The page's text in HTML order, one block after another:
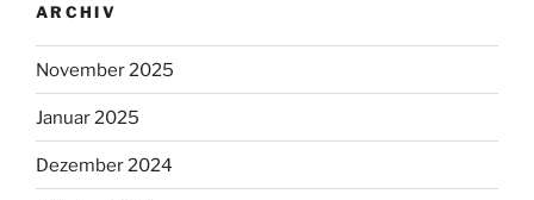
ARCHIV
November 2025
Januar 2025
Dezember 2024